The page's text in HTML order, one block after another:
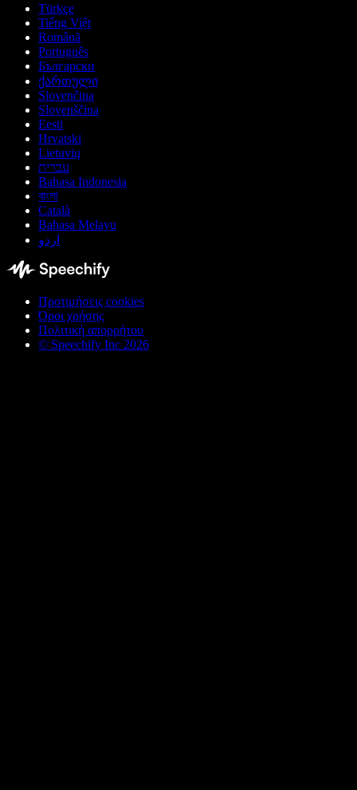
Türkçe
Tiếng Việt
Română
Português
Български
ქართული
Slovenčina
Slovenščina
Eesti
Hrvatski
Lietuvių
עברית
Bahasa Indonesia
বাংলা
Català
Bahasa Melayu
اردو
Προτιμήσεις cookies
Όροι χρήσης
Πολιτική απορρήτου
© Speechify Inc 2026